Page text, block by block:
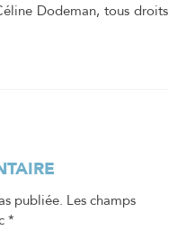
Dodeman, tous droits
publiée. Les champs
*